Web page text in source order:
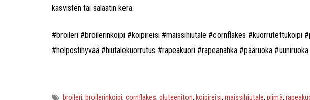
kasvisten tai salaatin kera.
#broileri #broilerinkoipi #koipireisi #maissihiutale #cornflakes #kuorrutettukoipi
#helpostihyvää #hiutalekuorrutus #rapeakuori #rapeanahka #pääruoka
broileri, broilerinkoipi,cornflakes,gluteeniton, koipireisi,maissihiutale,piimä,